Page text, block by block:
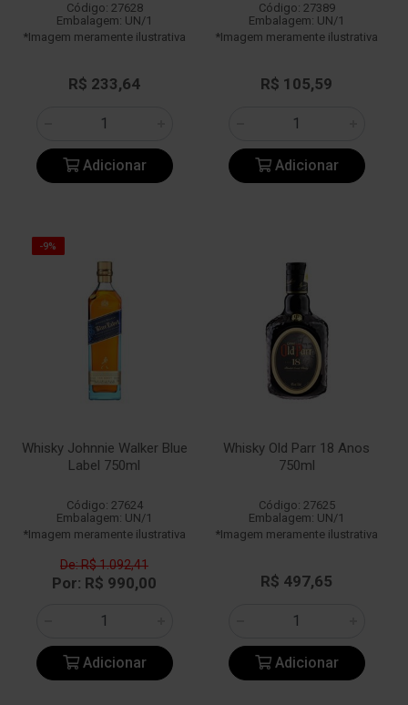
Código: 27628
Embalagem: UN/1
*Imagem meramente ilustrativa
R$ 233,64
Adicionar
Código: 27389
Embalagem: UN/1
*Imagem meramente ilustrativa
R$ 105,59
Adicionar
-9%
Whisky Johnnie Walker Blue
Label 750ml
Código: 27624
Embalagem: UN/1
*Imagem meramente ilustrativa
De: R$ 1.092,41
Por: R$ 990,00
Adicionar
Whisky Old Parr 18 Anos
750ml
Código: 27625
Embalagem: UN/1
*Imagem meramente ilustrativa
R$ 497,65
Adicionar